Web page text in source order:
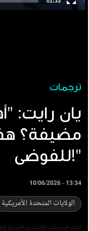
ترجمات
يان رايت:
مضيفة؟
للفوضى!"
10/06/2026 - 13:34
الولايات المتحدة الأمريكية
لاعب المنتخب الإنجليزي